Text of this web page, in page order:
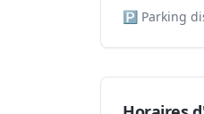
🅿️ Parking